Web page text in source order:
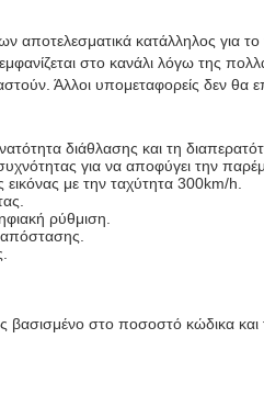
αποτελεσματικά κατάλληλος για
εμφανίζεται στο κανάλι λόγω
Άλλοι υπομεταφορείς δεν
διάθλασης και τη
για να αποφύγει την
με την ταχύτητα 300km/h.
ρύθμιση.
στο ποσοστό κώδικα